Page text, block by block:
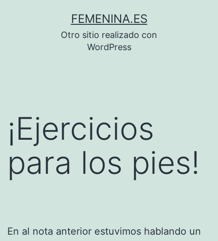
FEMENINA.ES
Otro sitio realizado con
WordPress
¡Ejercicios
para los pies!
En al nota anterior estuvimos hablando un